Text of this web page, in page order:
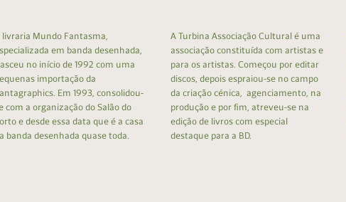
livraria Mundo Fantasma,
em banda desenhada,
no início de 1992 com uma
importação da
Em 1993, consolidou-
com a organização do Salão do
e desde essa data que é a casa
banda desenhada quase toda.
A Turbina Associação Cultural é uma
associação constituída com artistas e
para os artistas. Começou por editar
discos, depois espraiou-se no campo
da criação cénica, agenciamento, na
produção e por fim, atreveu-se na
edição de livros com especial
destaque para a BD.